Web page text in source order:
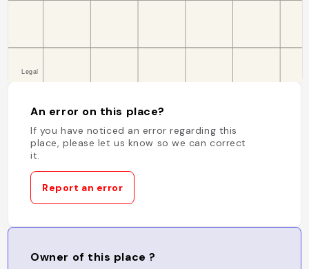
An error on this place?
If you have noticed an error regarding this
place, please let us know so we can correct
it.
Report an error
Owner of this place ?